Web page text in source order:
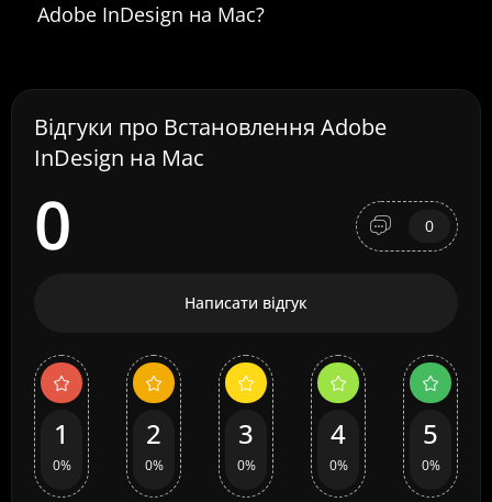
Adobe InDesign на Mac?
Відгуки про Встановлення Adobe
InDesign на Mac
0 0
Написати відгук
1
0%
2
0%
3
0%
4
0%
5
0%